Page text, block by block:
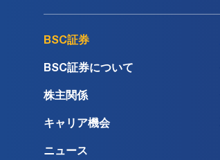
BSC証券
BSC証券について
株主関係
キャリア機会
ニュース